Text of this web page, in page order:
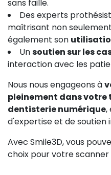
sans faille.
Des experts
maîtrisant non
également son
Unsoutien sur les
interaction avec les
Nous nous engageons à
pleinement dans votre
dentisterie numérique,
d'expertise et de soutien
Avec Smile3D, vous
choix pour votre scanner